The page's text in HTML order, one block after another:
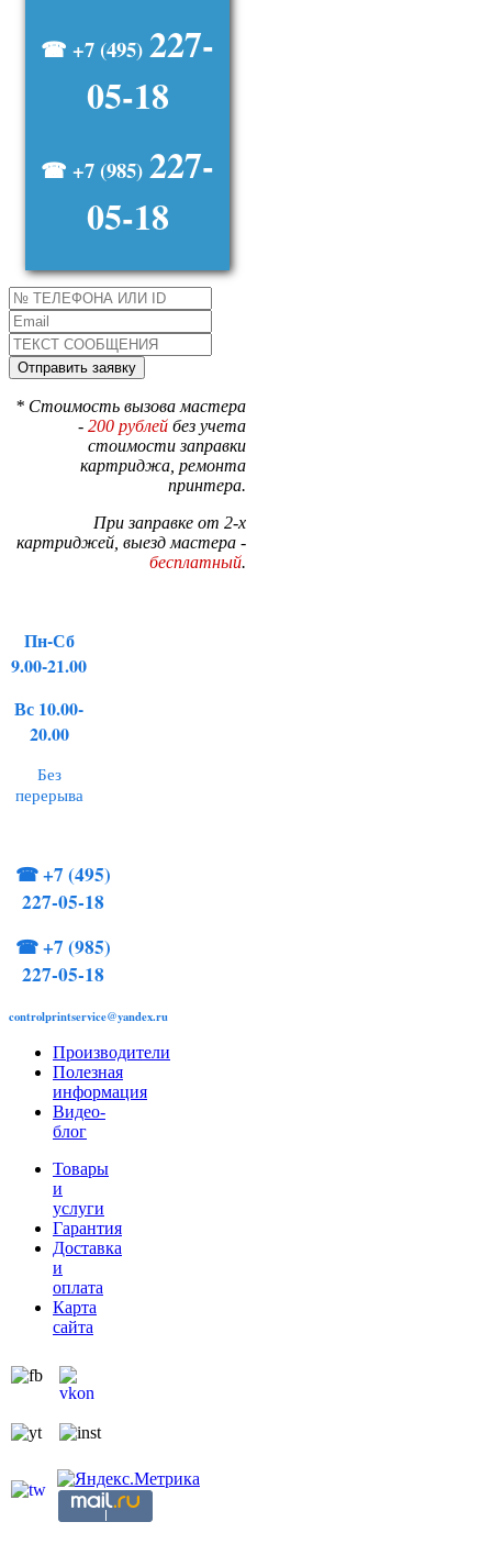
☎ +7 (495) 227-
05-18
☎ +7 (985) 227-
05-18
* Стоимость вызова мастера
- 200 рублей без учета
стоимости заправки
картриджа, ремонта
принтера.
При заправке от 2-х
картриджей, выезд мастера -
бесплатный.
Пн-Сб
9.00-21.00
Вс 10.00-
20.00
Без
перерыва
☎+7 (495)
227-05-18
☎+7 (985)
227-05-18
controlprintservice@yandex.ru
Производители
Полезная
информация
Видео-
блог
Товары
и
услуги
Гарантия
Доставка
и
оплата
Карта
сайта